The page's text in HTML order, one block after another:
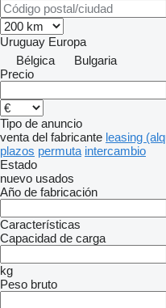
Uruguay Europa
Bélgica
Bulgaria
Precio
Tipo de anuncio
venta del fabricante leasing
plazos permuta intercambio
Estado
nuevo usados
Año de fabricación
Características
Capacidad de carga
kg
Peso bruto